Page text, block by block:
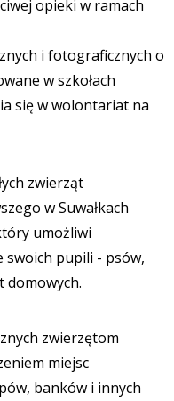
opieki w ramach
i fotograficznych o
w szkołach
się w wolontariat na
zwierząt
w Suwałkach
umożliwi
swoich pupili - psów,
domowych.
zwierzętom
miejsc
banków i innych